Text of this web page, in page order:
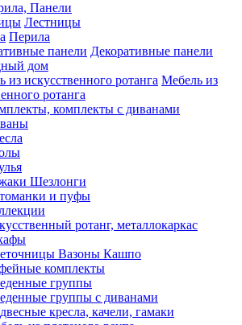
Панели
Лестницы
Перила
Декоративные панели
дом
Мебель из
ротанга
комплекты с диванами
Шезлонги
и пуфы
ротанг, металлокаркас
Вазоны Кашпо
комплекты
группы
группы с диванами
кресла, качели, гамаки